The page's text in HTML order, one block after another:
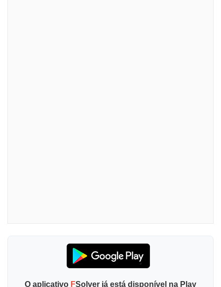
O aplicativo FSolver já está disponível na Play